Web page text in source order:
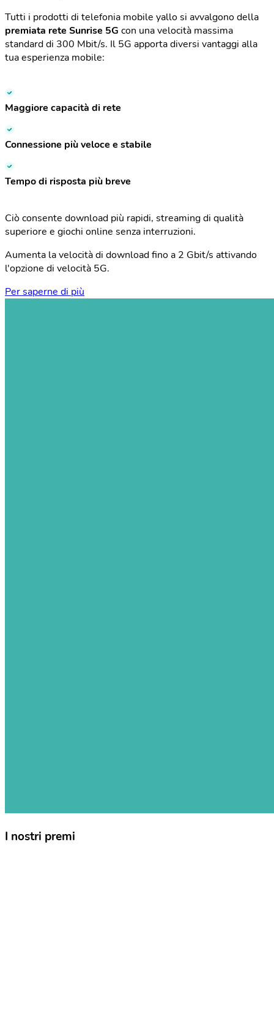
Tutti i prodotti di telefonia mobile yallo si avvalgono della
premiata rete Sunrise 5G con una velocità massima
standard di 300 Mbit/s. Il 5G apporta diversi vantaggi alla
tua esperienza mobile:
Maggiore capacità di rete
Connessione più veloce e stabile
Tempo di risposta più breve
Ciò consente download più rapidi, streaming di qualità
superiore e giochi online senza interruzioni.
Aumenta la velocità di download fino a 2 Gbit/s attivando
l'opzione di velocità 5G.
Per saperne di più
I nostri premi